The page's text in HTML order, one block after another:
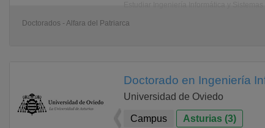
Doctorados - Alfara del Patriarca
Doctorado en Ingeniería
Universidad de Oviedo
Campus Asturias (3)